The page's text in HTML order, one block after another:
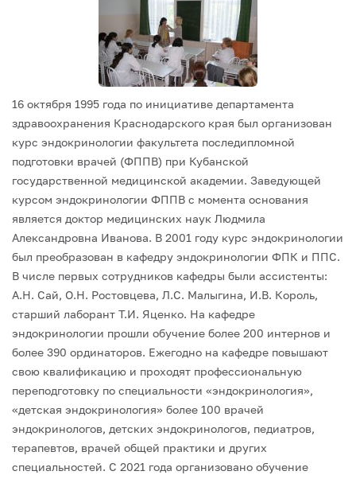
16 октября 1995 года по инициативе департамента
здравоохранения Краснодарского края был организован
курс эндокринологии факультета последипломной
подготовки врачей (ФППВ) при Кубанской
государственной медицинской академии. Заведующей
курсом эндокринологии ФППВ с момента основания
является доктор медицинских наук Людмила
Александровна Иванова. В 2001 году курс эндокринологии
был преобразован в кафедру эндокринологии ФПК и ППС.
В числе первых сотрудников кафедры были ассистенты:
А.Н. Сай, О.Н. Ростовцева, Л.С. Малыгина, И.В. Король,
старший лаборант Т.И. Яценко. На кафедре
эндокринологии прошли обучение более 200 интернов и
более 390 ординаторов. Ежегодно на кафедре повышают
свою квалификацию и проходят профессиональную
переподготовку по специальности «эндокринология»,
«детская эндокринология» более 100 врачей
эндокринологов, детских эндокринологов, педиатров,
терапевтов, врачей общей практики и других
специальностей. С 2021 года организовано обучение